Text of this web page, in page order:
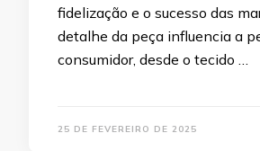
fidelização e o sucesso das
detalhe da peça influencia a
consumidor, desde o tecido …
25 DE FEVEREIRO DE 2025